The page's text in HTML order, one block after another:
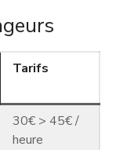
Tarifs
30€ > 45€ /
heure